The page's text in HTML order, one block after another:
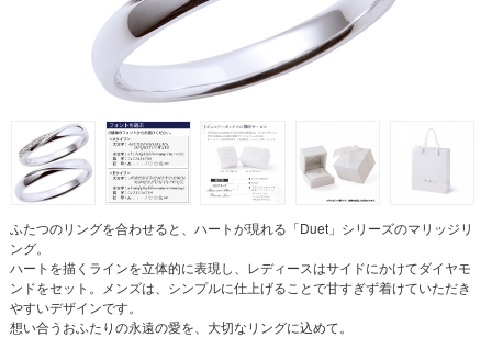
ふたつのリングを合わせると、ハートが現れる「Duet」シリーズのマリッジリ
ング。
ハートを描くラインを立体的に表現し、レディースはサイドにかけてダイヤモ
ンドをセット。メンズは、シンプルに仕上げることで甘すぎず着けていただき
やすいデザインです。
想い合うおふたりの永遠の愛を、大切なリングに込めて。